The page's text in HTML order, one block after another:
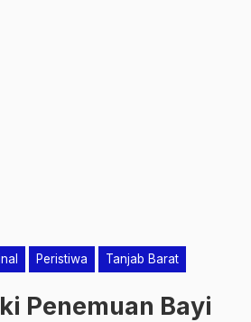
Peristiwa
Tanjab Barat
Penemuan Bayi